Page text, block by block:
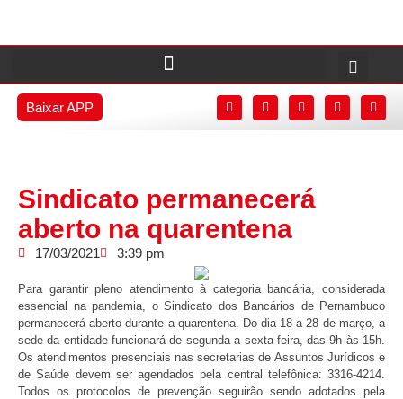
Baixar APP
Sindicato permanecerá
aberto na quarentena
17/03/2021 3:39 pm
Para garantir pleno atendimento à categoria bancária, considerada
essencial na pandemia, o Sindicato dos Bancários de Pernambuco
permanecerá aberto durante a quarentena. Do dia 18 a 28 de março, a
sede da entidade funcionará de segunda a sexta-feira, das 9h às 15h.
Os atendimentos presenciais nas secretarias de Assuntos Jurídicos e
de Saúde devem ser agendados pela central telefônica: 3316-4214.
Todos os protocolos de prevenção seguirão sendo adotados pela